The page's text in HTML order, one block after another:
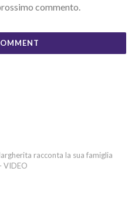
commento.
racconta la sua famiglia
VIDEO